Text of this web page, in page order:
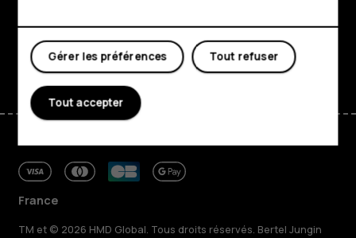
Assistance
FacebookInstagram
TiktokYoutubeLinkedinDiscord
France
TM et © 2026 HMD Global. Tous droits réservés. Bertel Jungin
Tout refuser
Gérer les préférences
Tout accepter